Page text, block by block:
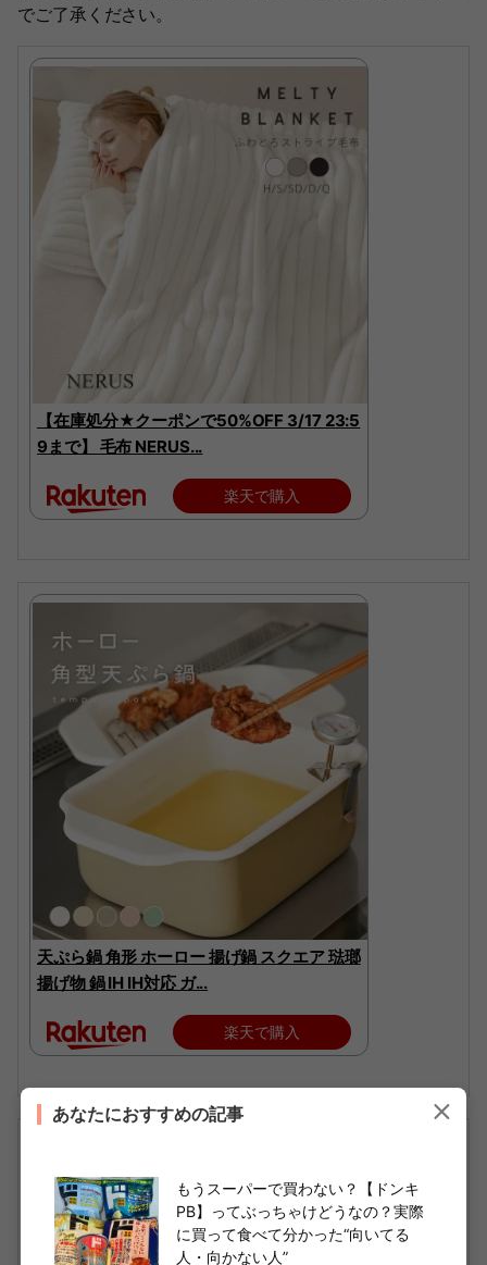
でご了承ください。
【在庫処分★クーポンで50%OFF 3/17 23:5
9まで】 毛布 NERUS...
楽天で購入
天ぷら鍋 角形 ホーロー 揚げ鍋 スクエア 琺瑯
揚げ物 鍋 IH IH対応 ガ...
楽天で購入
あなたにおすすめの記事
もうスーパーで買わない？【ドンキ
PB】ってぶっちゃけどうなの？実際
に買って食べて分かった“向いてる
人・向かない人”